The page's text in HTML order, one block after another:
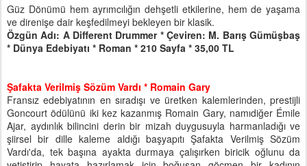
Güz Dönümü hem ayrımcılığın dehşetli etkilerine, hem de yaşama
ve direnişe dair keşfedilmeyi bekleyen bir klasik.
Özgün Adı: A Different Drummer * Çeviren: M. Barış Gümüşbaş
* Dünya Edebiyatı * Roman * 210 Sayfa * 35,00 TL
Şafakta Verilmiş Sözüm Vardı * Romain Gary
Fransız edebiyatının en sıradışı ve üretken kalemlerinden, prestijli
Goncourt ödülünü iki kez kazanmış Romain Gary, namıdiğer Émile
Ajar, aydınlık bilincini derin bir mizah duygusuyla harmanladığı ve
şiirsel bir dille kaleme aldığı başyapıtı Şafakta Verilmiş Sözüm
Vardı'da, tek başına ayakta durmaya çalışırken biricik oğlunu da